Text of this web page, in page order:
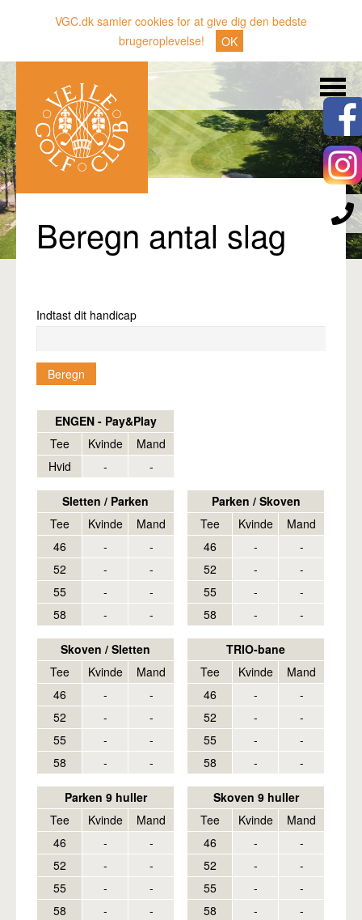
VGC.dk samler cookies for at give dig den bedste
brugeroplevelse!
OK
Nyheder
Klubben
Gæster
Erhverv
Pro
Beregn antal slag
Indtast dit handicap
ENGEN - Pay&Play
Tee
Kvinde
Mand
Hvid
- -
Sletten / Parken
Tee
Kvinde
Mand
46
-
-
52
-
-
55
-
-
58
- -
Parken / Skoven
Tee
Kvinde
Mand
46
-
-
52
-
-
55
-
-
58
- -
Skoven / Sletten
Tee
Kvinde
Mand
46
-
-
52
-
-
55
-
-
58
- -
TRIO-bane
Tee
Kvinde
Mand
46
-
-
52
-
-
55
-
-
58
- -
Parken 9 huller
Tee
Kvinde
Mand
46
-
-
52
-
-
55
-
-
58
- -
Skoven 9 huller
Tee
Kvinde
Mand
46
-
-
52
-
-
55
-
-
58
- -